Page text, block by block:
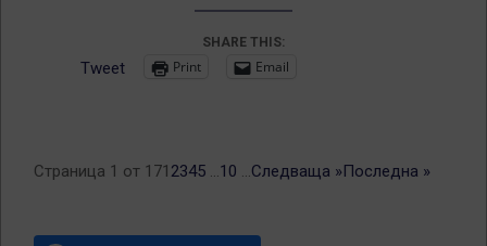
SHARE THIS:
Tweet Print Email
Страница 1 от 171 2345 ...10 ...Следваща » Последна »